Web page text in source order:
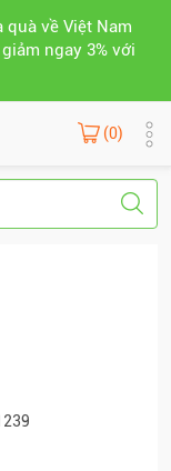
quà về Việt Nam
ngay 3% với
(0)